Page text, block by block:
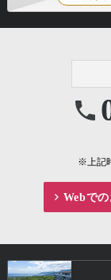
※上記
Webで